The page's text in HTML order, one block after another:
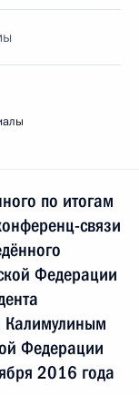
по итогам
связи
Федерации
Калимулиным
Федерации
2016 года